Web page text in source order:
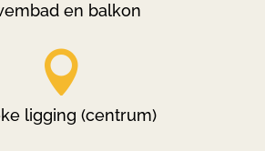
en balkon

ligging (centrum)